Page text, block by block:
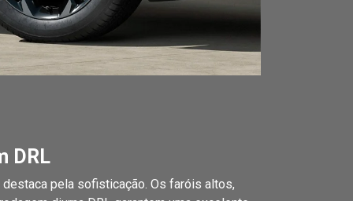
DRL
pela sofisticação. Os faróis altos,